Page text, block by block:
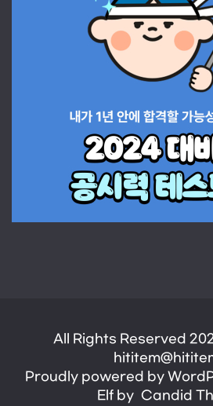
All Rights Reserved
Proudly powered by
Elf by Candid